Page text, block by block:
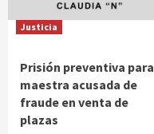
Justicia
Prisión preventiva para
maestra acusada de
fraude en venta de
plazas